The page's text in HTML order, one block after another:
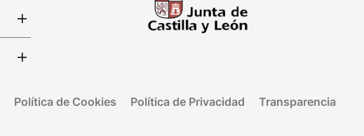
Política de Cookies Política de Privacidad Transparencia